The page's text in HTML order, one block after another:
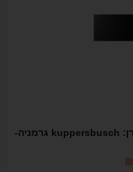
מגירת השלמה 15 ס"מ acc 6014 – יצרן: kuppersbusch גרמניה-
₪